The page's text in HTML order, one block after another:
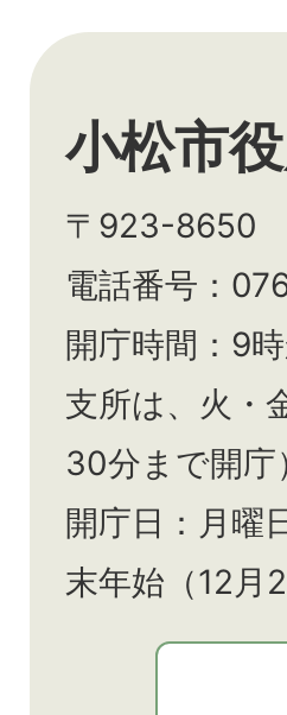
小松市
〒923-8650
電話番号：
開庁時間：9
支所は、火・
30分まで開庁
開庁日：月曜
末年始（12月